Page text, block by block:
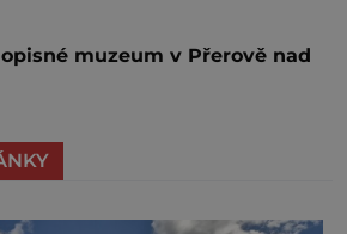
muzeum v Přerově nad